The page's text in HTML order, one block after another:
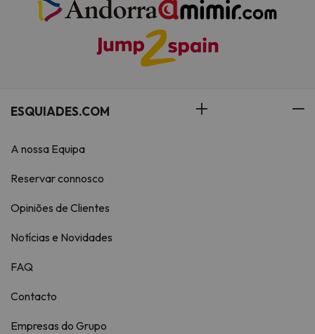
ESQUIADES.COM
A nossa Equipa
Reservar connosco
Opiniões de Clientes
Notícias e Novidades
FAQ
Contacto
Empresas do Grupo